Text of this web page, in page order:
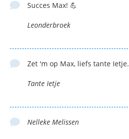
Succes Max! 💪
Leonderbroek
Zet 'm op Max, liefs tante Ietje.
Tante Ietje
Nelleke Melissen